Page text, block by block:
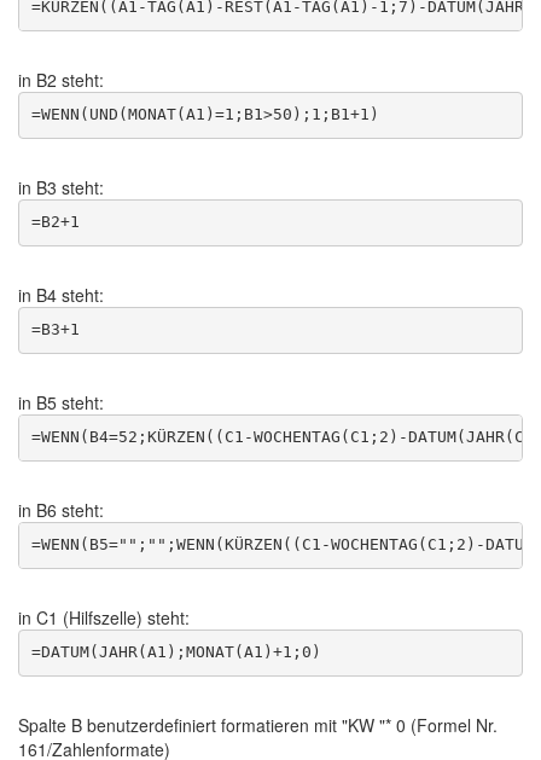
in B2 steht:
in B3 steht:
in B4 steht:
in B5 steht:
in B6 steht:
in C1 (Hilfszelle) steht:
Spalte B benutzerdefiniert formatieren mit "KW "* 0 (Formel Nr.
161/Zahlenformate)